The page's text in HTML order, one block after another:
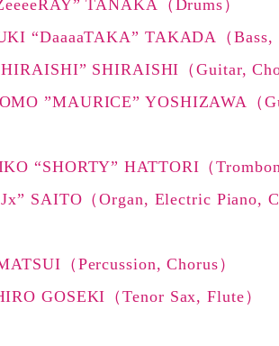
TANAKA（Drums）
“DaaaaTAKA” TAKADA（Bass,
SHIRAISHI（Guitar,
”MAURICE” YOSHIZAWA（
“SHORTY” HATTORI（
SAITO（Organ, Electric Piano,
（Percussion, Chorus）
GOSEKI（Tenor Sax, Flute）